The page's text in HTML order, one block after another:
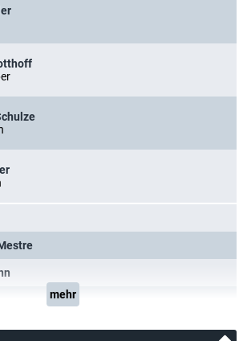
mehr